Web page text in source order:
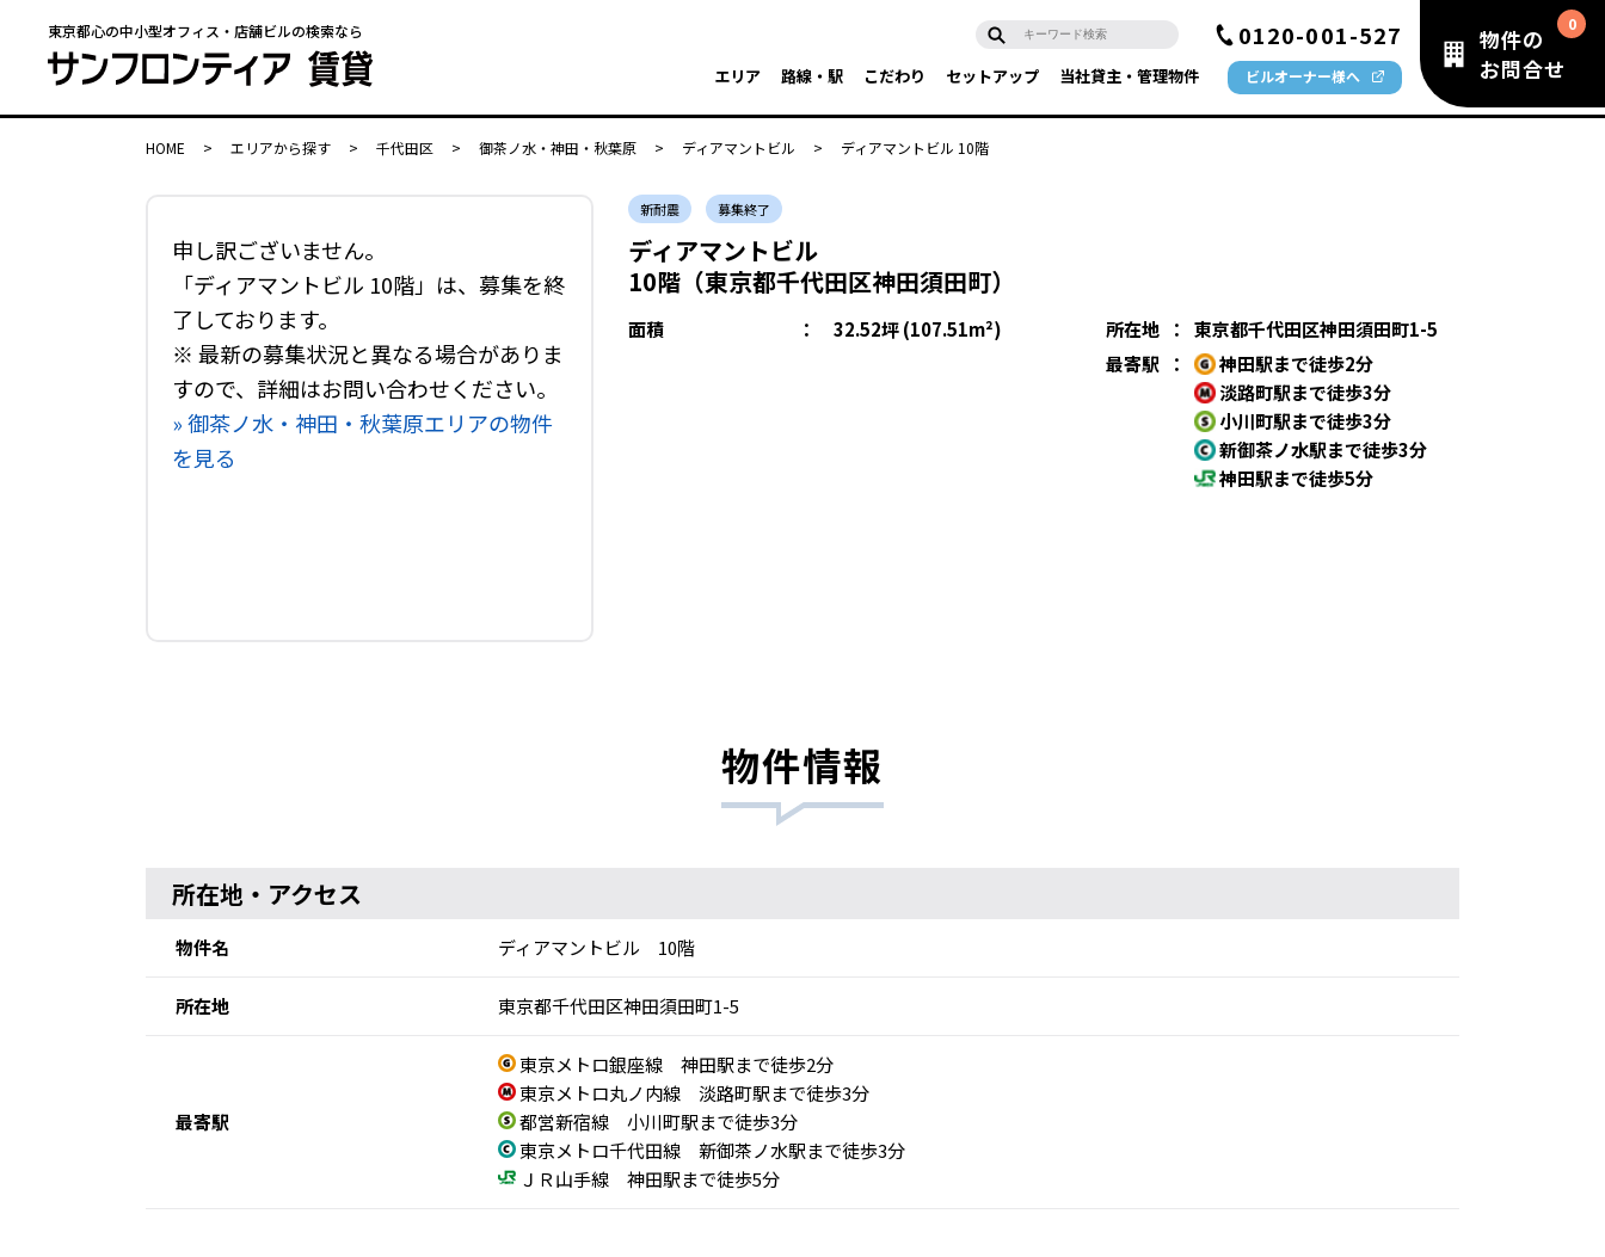
東京都心の中小型オフィス・店舗ビルの検索なら 0120-001-527
エリア 路線・駅 こだわり セットアップ 当社貸主・管理物件 ビルオーナー様へ
物件の
お問合せ
HOME > エリアから探す > 千代田区 > 御茶ノ水・神田・秋葉原 > ディアマントビル > ディアマントビル 10階
申し訳ございません。
「ディアマントビル 10階」は、募集を終
了しております。
※ 最新の募集状況と異なる場合がありま
すので、詳細はお問い合わせください。
» 御茶ノ水・神田・秋葉原エリアの物件
を見る
新耐震 募集終了
ディアマントビル
10階（東京都千代田区神田須田町）
面積 ： 32.52坪 (107.51m²) 所在地 ：
東京都千代田区神田須田町1-5
最寄駅
：
神田駅まで徒歩2分
淡路町駅まで徒歩3分
小川町駅まで徒歩3分
新御茶ノ水駅まで徒歩3分
神田駅まで徒歩5分
物件情報
所在地・アクセス
物件名 ディアマントビル 10階
所在地 東京都千代田区神田須田町1-5
最寄駅
東京メトロ銀座線 神田駅まで徒歩2分
東京メトロ丸ノ内線 淡路町駅まで徒歩3分
都営新宿線 小川町駅まで徒歩3分
東京メトロ千代田線 新御茶ノ水駅まで徒歩3分
ＪＲ山手線 神田駅まで徒歩5分